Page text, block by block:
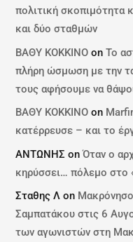
πολιτική σκοπιμότητα
και δύο σταθμών
ΒΑΘΥ ΚΟΚΚΙΝΟ onΤο
πλήρη ώσμωση με την
τους αφήσουμε να
ΒΑΘΥ ΚΟΚΚΙΝΟ on
κατέρρευσε – και το
ΑΝΤΩΝΗΣ onΌταν ο
κηρύσσει… πόλεμο στο
Σταθης Λ on
Σαμπατάκου στις 6
των αγωνιστών στη